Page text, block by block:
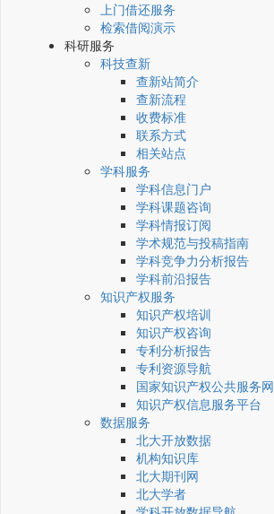
上门借还服务
检索借阅演示
科研服务
科技查新
查新站简介
查新流程
收费标准
联系方式
相关站点
学科服务
学科信息门户
学科课题咨询
学科情报订阅
学术规范与投稿指南
学科竞争力分析报告
学科前沿报告
知识产权服务
知识产权培训
知识产权咨询
专利分析报告
专利资源导航
国家知识产权公共服务网
知识产权信息服务平台
数据服务
北大开放数据
机构知识库
北大期刊网
北大学者